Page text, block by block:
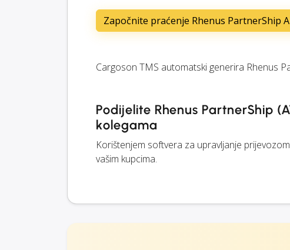
Započnite praćenje Rhenus PartnerShip
Cargoson TMS automatski generira Rhenus
Podijelite Rhenus PartnerShip
kolegama
Korištenjem softvera za upravljanje
vašim kupcima.